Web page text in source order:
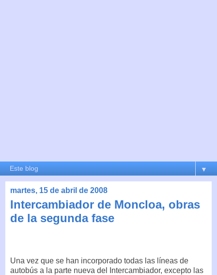
▼
martes, 15 de abril de 2008
Intercambiador de Moncloa, obras
de la segunda fase
Una vez que se han incorporado todas las líneas de
autobús a la parte nueva del Intercambiador, excepto las